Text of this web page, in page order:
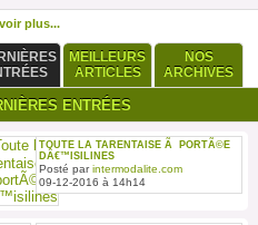
plus...
MEILLEURS
ARTICLES
NOS
ARCHIVES
ENTRÉES
TOUTE LA TARENTAISE Ã PORTÃ©E
DÂ€™ISILINES
Posté parintermodalite.com
09-12-2016 à 14h14